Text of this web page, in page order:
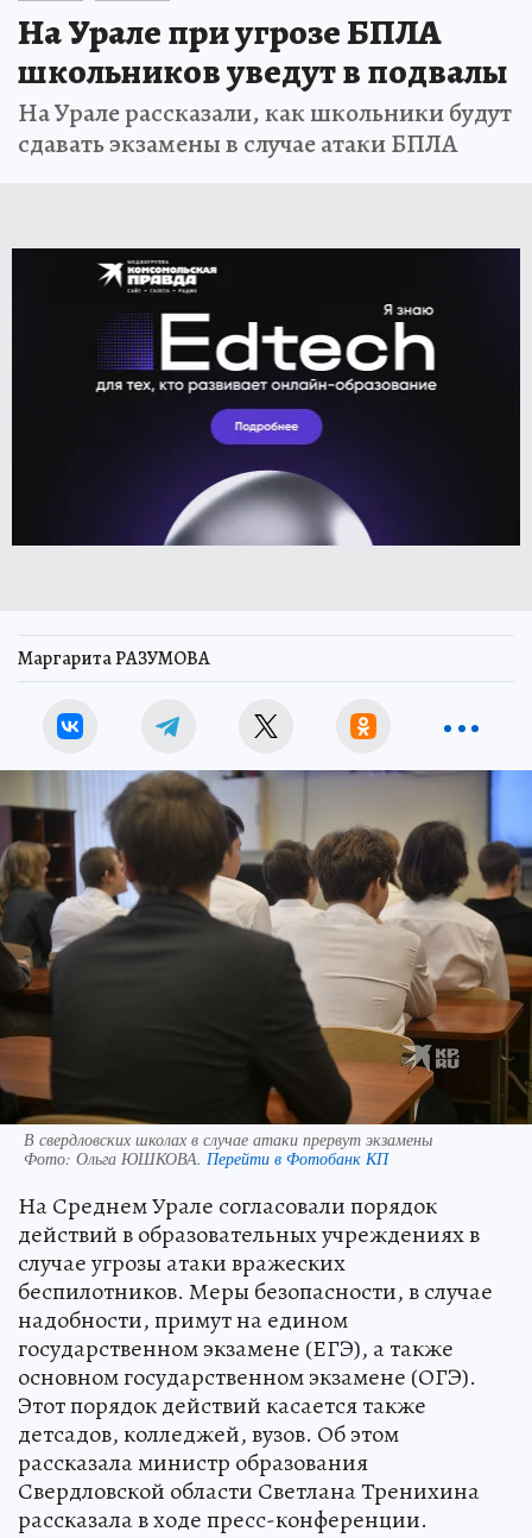
На Урале при угрозе БПЛА
школьников уведут в подвалы
На Урале рассказали, как школьники будут
сдавать экзамены в случае атаки БПЛА
Маргарита РАЗУМОВА
В свердловских школах в случае атаки прервут экзамены
Фото: Ольга ЮШКОВА. Перейти в Фотобанк КП
На Среднем Урале согласовали порядок
действий в образовательных учреждениях в
случае угрозы атаки вражеских
беспилотников. Меры безопасности, в случае
надобности, примут на едином
государственном экзамене (ЕГЭ), а также
основном государственном экзамене (ОГЭ).
Этот порядок действий касается также
детсадов, колледжей, вузов. Об этом
рассказала министр образования
Свердловской области Светлана Тренихина
рассказала в ходе пресс-конференции.